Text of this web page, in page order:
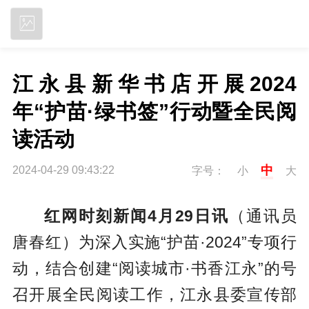
江永县新华书店开展2024
年“护苗·绿书签”行动暨全民阅
读活动
2024-04-29 09:43:22 字号： 小 中 大
红网时刻新闻4月29日讯 （通讯员
唐春红）为深入实施“护苗·2024”专项行
动，结合创建“阅读城市·书香江永”的号
召开展全民阅读工作，江永县委宣传部